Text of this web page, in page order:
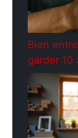
Bien
garder 10